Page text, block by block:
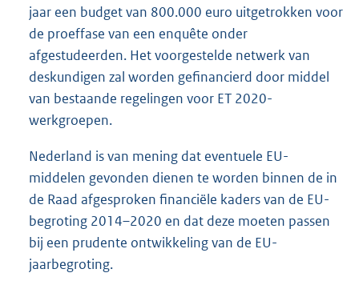
jaar een budget van 800.000 euro uitgetrokken voor
de proeffase van een enquête onder
afgestudeerden. Het voorgestelde netwerk van
deskundigen zal worden gefinancierd door middel
van bestaande regelingen voor ET 2020-
werkgroepen.
Nederland is van mening dat eventuele EU-
middelen gevonden dienen te worden binnen de in
de Raad afgesproken financiële kaders van de EU-
begroting 2014–2020 en dat deze moeten passen
bij een prudente ontwikkeling van de EU-
jaarbegroting.